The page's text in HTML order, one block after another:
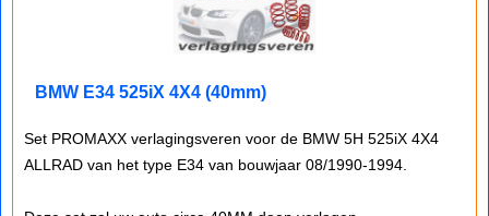
BMW E34 525iX 4X4 (40mm)
Set PROMAXX verlagingsveren voor de BMW 5H 525iX 4X4
ALLRAD van het type E34 van bouwjaar 08/1990-1994.